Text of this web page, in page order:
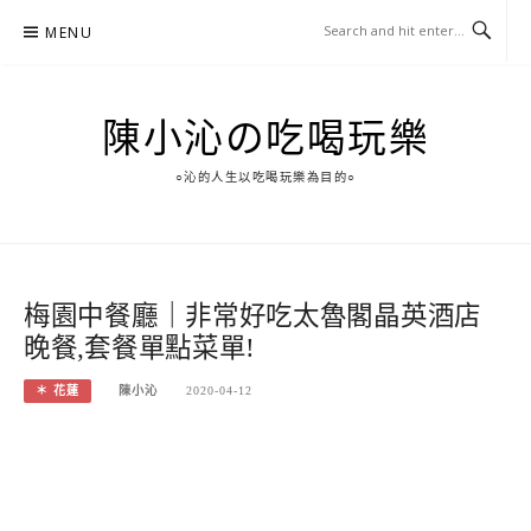
MENU
陳小沁の吃喝玩樂
○沁的人生以吃喝玩樂為目的○
梅園中餐廳｜非常好吃太魯閣晶英酒店
晚餐,套餐單點菜單!
＊ 花蓮 陳小沁 2020-04-12